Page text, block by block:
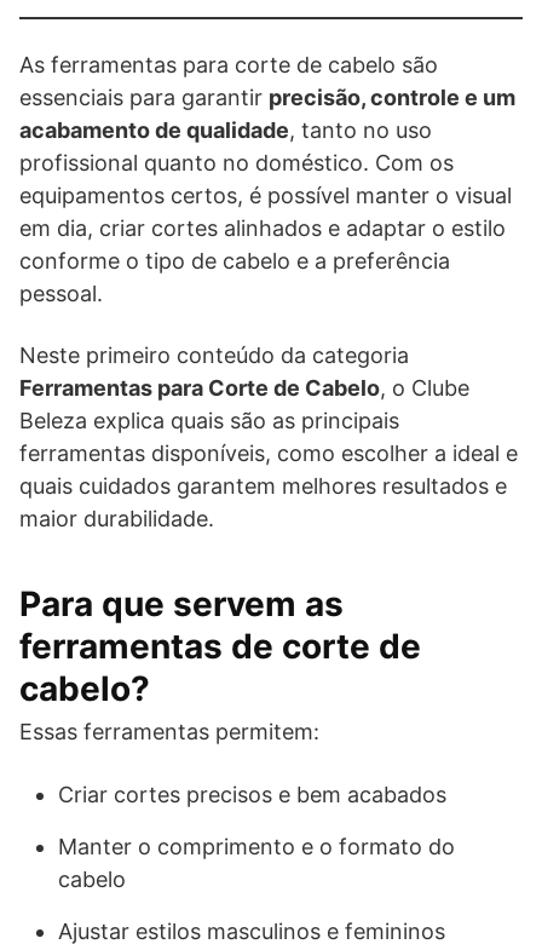
As ferramentas para corte de cabelo são
essenciais para garantir precisão, controle e um
acabamento de qualidade, tanto no uso
profissional quanto no doméstico. Com os
equipamentos certos, é possível manter o visual
em dia, criar cortes alinhados e adaptar o estilo
conforme o tipo de cabelo e a preferência
pessoal.
Neste primeiro conteúdo da categoria
Ferramentas para Corte de Cabelo, o Clube
Beleza explica quais são as principais
ferramentas disponíveis, como escolher a ideal e
quais cuidados garantem melhores resultados e
maior durabilidade.
Para que servem as
ferramentas de corte de
cabelo?
Essas ferramentas permitem:
Criar cortes precisos e bem acabados
Manter o comprimento e o formato do
cabelo
Ajustar estilos masculinos e femininos